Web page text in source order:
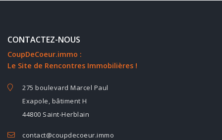
CONTACTEZ-NOUS
CoupDeCoeur.immo :
Le Site de Rencontres Immobilières !
275 boulevard Marcel Paul
Exapole, bâtiment H
44800 Saint-Herblain
contact@coupdecoeur.immo